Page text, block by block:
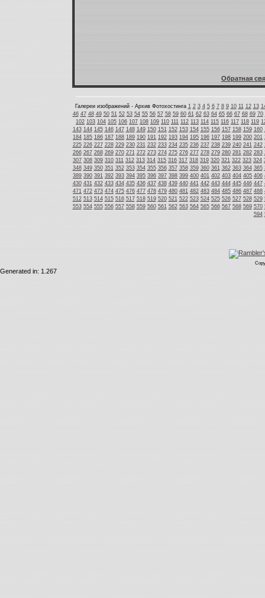
Обратная
Галереи изображений - Архив Фотохостинга 1 2 3 4 5 6 7 8 9 10 11 12 13
46 47 48 49 50 51 52 53 54 55 56 57 58 59 60 61 62 63 64 65 66 67 68 69 70
102 103 104 105 106 107 108 109 110 111 112 113 114 115 116 117 118 119
143 144 145 146 147 148 149 150 151 152 153 154 155 156 157 158 159 160
184 185 186 187 188 189 190 191 192 193 194 195 196 197 198 199 200 201
225 226 227 228 229 230 231 232 233 234 235 236 237 238 239 240 241 242
266 267 268 269 270 271 272 273 274 275 276 277 278 279 280 281 282 283
307 308 309 310 311 312 313 314 315 316 317 318 319 320 321 322 323 324
348 349 350 351 352 353 354 355 356 357 358 359 360 361 362 363 364 365
389 390 391 392 393 394 395 396 397 398 399 400 401 402 403 404 405 406
430 431 432 433 434 435 436 437 438 439 440 441 442 443 444 445 446 447
471 472 473 474 475 476 477 478 479 480 481 482 483 484 485 486 487 488
512 513 514 515 516 517 518 519 520 521 522 523 524 525 526 527 528 529
553 554 555 556 557 558 559 560 561 562 563 564 565 566 567 568 569 570
594
Generated in: 1.267